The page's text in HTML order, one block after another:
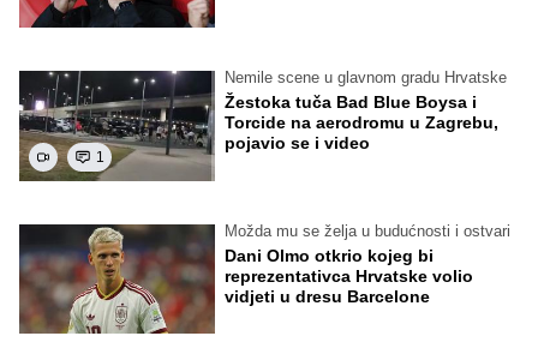
1
Nemile scene u glavnom gradu Hrvatske
Žestoka tuča Bad Blue Boysa i
Torcide na aerodromu u Zagrebu,
pojavio se i video
Možda mu se želja u budućnosti i ostvari
Dani Olmo otkrio kojeg bi
reprezentativca Hrvatske volio
vidjeti u dresu Barcelone